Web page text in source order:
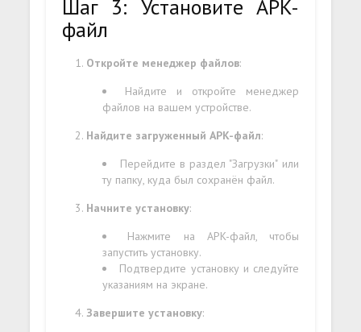
Шаг 3: Установите APK-
файл
Откройте менеджер файлов:
Найдите и откройте менеджер
файлов на вашем устройстве.
Найдите загруженный APK-файл:
Перейдите в раздел "Загрузки" или
ту папку, куда был сохранён файл.
Начните установку:
Нажмите на APK-файл, чтобы
запустить установку.
Подтвердите установку и следуйте
указаниям на экране.
Завершите установку: